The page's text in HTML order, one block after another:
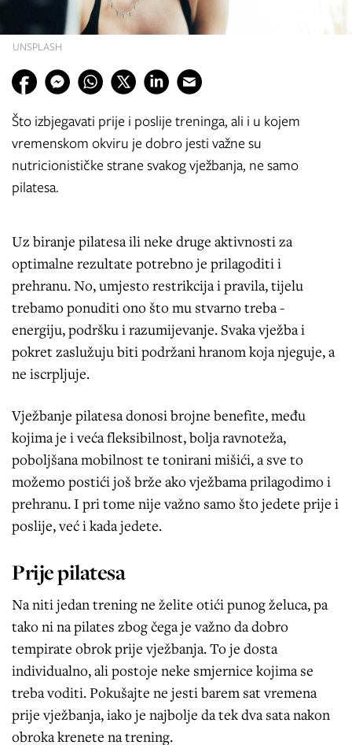
UNSPLASH
Što izbjegavati prije i poslije treninga, ali i u kojem
vremenskom okviru je dobro jesti važne su
nutricionističke strane svakog vježbanja, ne samo
pilatesa.
Uz biranje pilatesa ili neke druge aktivnosti za
optimalne rezultate potrebno je prilagoditi i
prehranu. No, umjesto restrikcija i pravila, tijelu
trebamo ponuditi ono što mu stvarno treba -
energiju, podršku i razumijevanje. Svaka vježba i
pokret zaslužuju biti podržani hranom koja njeguje, a
ne iscrpljuje.
Vježbanje pilatesa donosi brojne benefite, među
kojima je i veća fleksibilnost, bolja ravnoteža,
poboljšana mobilnost te tonirani mišići, a sve to
možemo postići još brže ako vježbama prilagodimo i
prehranu. I pri tome nije važno samo što jedete prije i
poslije, već i kada jedete.
Prije pilatesa
Na niti jedan trening ne želite otići punog želuca, pa
tako ni na pilates zbog čega je važno da dobro
tempirate obrok prije vježbanja. To je dosta
individualno, ali postoje neke smjernice kojima se
treba voditi. Pokušajte ne jesti barem sat vremena
prije vježbanja, iako je najbolje da tek dva sata nakon
obroka krenete na trening.